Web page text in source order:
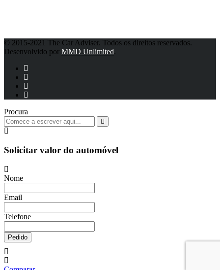
© 2015-2021 The Car Adviser. Todos os direitos reservados.
Desenvolvido por MMD Unlimited.
Procura
Solicitar valor do automóvel
Nome
Email
Telefone
Pedido